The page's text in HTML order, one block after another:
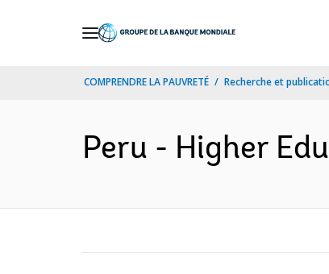
COMPRENDRE LA PAUVRETÉ Recherche et
Peru - Higher